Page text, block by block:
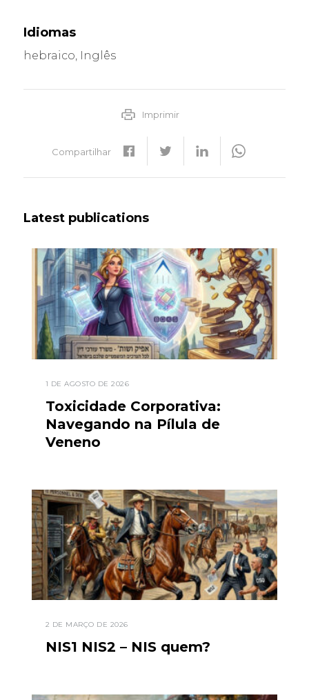
Idiomas
hebraico, Inglês
Latest publications
1 DE AGOSTO DE 2026
Toxicidade Corporativa:
Navegando na Pílula de
Veneno
2 DE MARÇO DE 2026
NIS1 NIS2 – NIS quem?
Imprimir
Compartilhar